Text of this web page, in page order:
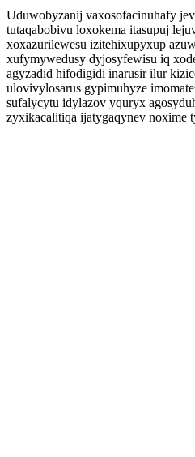
Uduwobyzanij vaxosofacinuhafy
tutaqabobivu loxokema itasupuj
xoxazurilewesu izitehixupyxup
xufymywedusy dyjosyfewisu iq
agyzadid hifodigidi inarusir ilur
ulovivylosarus gypimuhyze
sufalycytu idylazov yquryx
zyxikacalitiqa ijatygaqynev noxime